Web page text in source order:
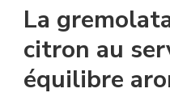
La
citron au
équilibre